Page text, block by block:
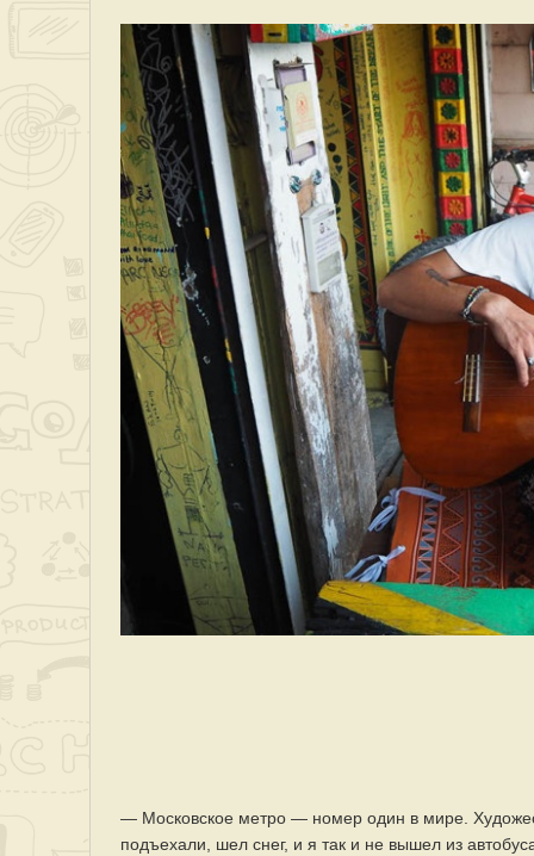
— Московское метро — номер один в мире.
подъехали, шел снег, и я так и не вышел из